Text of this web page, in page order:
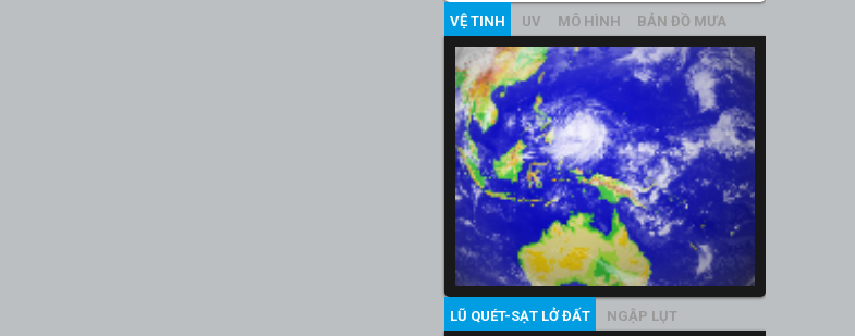
VỆ TINH UV MÔ HÌNH BẢN ĐỒ MƯA
LŨ QUÉT-SẠT LỞ ĐẤT NGẬP LỤT